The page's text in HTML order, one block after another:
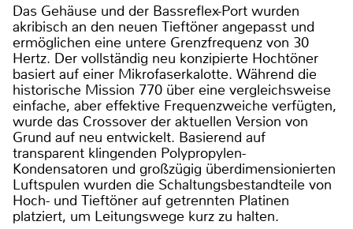
Das Gehäuse und der Bassreflex-Port wurden
akribisch an den neuen Tieftöner angepasst und
ermöglichen eine untere Grenzfrequenz von 30
Hertz. Der vollständig neu konzipierte Hochtöner
basiert auf einer Mikrofaserkalotte. Während die
historische Mission 770 über eine vergleichsweise
einfache, aber effektive Frequenzweiche verfügten,
wurde das Crossover der aktuellen Version von
Grund auf neu entwickelt. Basierend auf
transparent klingenden Polypropylen-
Kondensatoren und großzügig überdimensionierten
Luftspulen wurden die Schaltungsbestandteile von
Hoch- und Tieftöner auf getrennten Platinen
platziert, um Leitungswege kurz zu halten.